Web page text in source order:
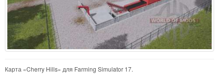
Карта «Cherry Hills» для Farming Simulator 17.